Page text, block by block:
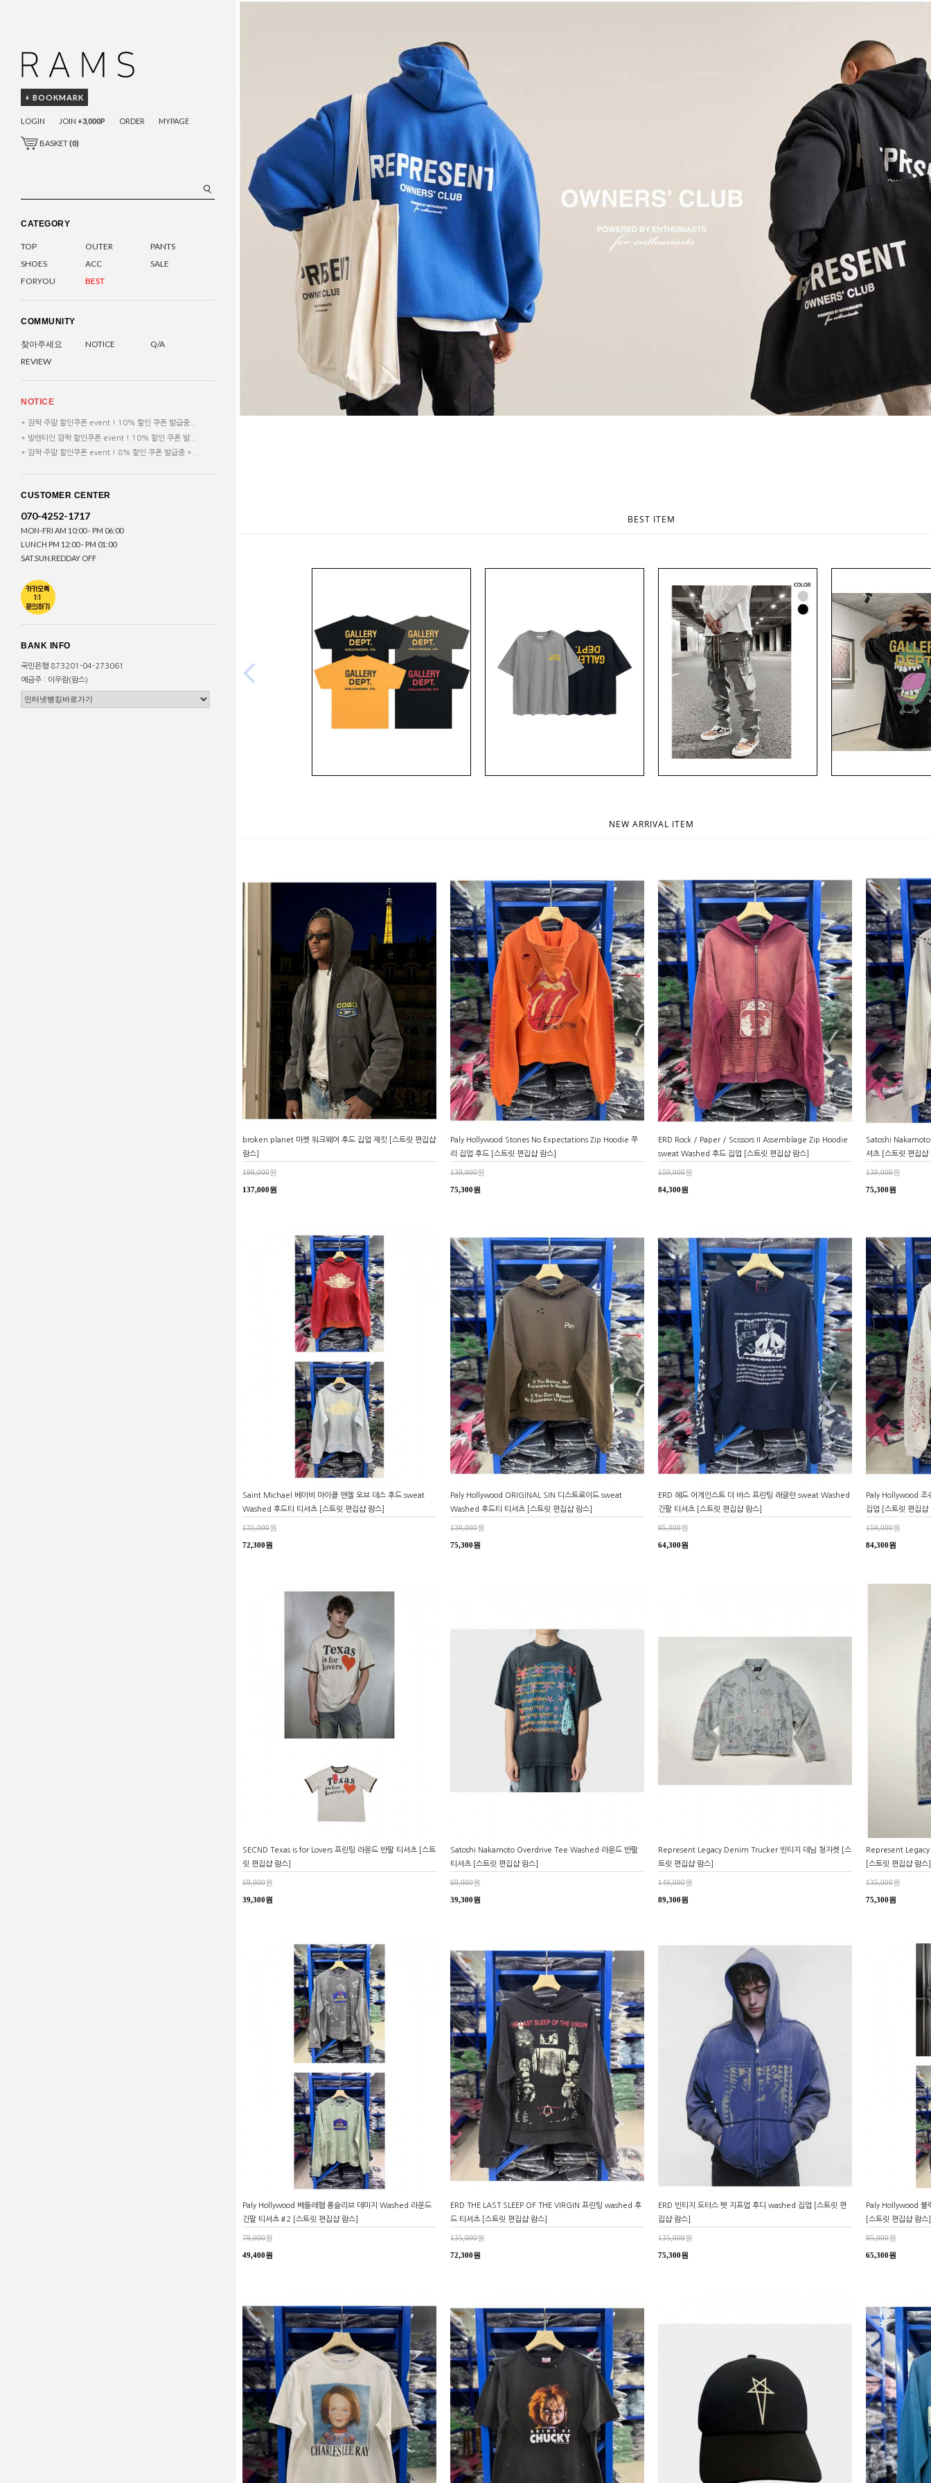
+ BOOKMARK
LOGIN JOIN +3,000P ORDER MYPAGE
BASKET(0)
CATEGORY
TOP OUTER
PANTS
SHOES
ACC
SALE
FORYOU
BEST
COMMUNITY
찾아주세요 NOTICE
Q/A
REVIEW
NOTICE
* 깜짝 주말 할인쿠폰 event ! 10% 할인 쿠폰 발급중...
* 발렌타인 깜짝 할인쿠폰 event ! 10% 할인 쿠폰 발...
* 깜짝 주말 할인쿠폰 event ! 8% 할인 쿠폰 발급중 *...
CUSTOMER CENTER
070-4252-1717
MON-FRI AM 10:00 - PM 06:00
LUNCH PM 12:00 - PM 01:00
SAT.SUN.REDDAY OFF
BANK INFO
국민은행 873201-04-273061
예금주 : 이우람(람스)
BEST ITEM

NEW ARRIVAL ITEM
broken planet 마켓 워크웨어 후드 집업 재킷 [스트릿 편집샵
람스]
198,000원
137,000원
Paly Hollywood Stones No Expectations Zip Hoodie 쭈
리 집업 후드 [스트릿 편집샵 람스]
139,000원
75,300원
ERD Rock / Paper / Scissors II Assemblage Zip Hoodie
sweat Washed 후드 집업 [스트릿 편집샵 람스]
159,000원
84,300원
Satoshi Nakamoto
셔츠 [스트릿 편집샵
139,000원
75,300원
Saint Michael 베이비 마이클 엔젤 오브 데스 후드 sweat
Washed 후드티 티셔츠 [스트릿 편집샵 람스]
135,000원
72,300원
Paly Hollywood ORIGINAL SIN 디스트로이드 sweat
Washed 후드티 티셔츠 [스트릿 편집샵 람스]
139,000원
75,300원
ERD 헤드 어게인스트 더 바스 프린팅 래글런 sweat Washed
긴팔 티셔츠 [스트릿 편집샵 람스]
95,000원
64,300원
Paly Hollywood 조
집업 [스트릿 편집샵
159,000원
84,300원
SECND Texas is for Lovers 프린팅 라운드 반팔 티셔츠 [스트
릿 편집샵 람스]
69,000원
39,300원
Satoshi Nakamoto Overdrive Tee Washed 라운드 반팔
티셔츠 [스트릿 편집샵 람스]
69,000원
39,300원
Represent Legacy Denim Trucker 빈티지 데님 청자켓 [스
트릿 편집샵 람스]
149,000원
89,300원
Represent
[스트릿 편집샵 람스]
135,000원
75,300원
Paly Hollywood 베들레헴 롱슬리브 데미지 Washed 라운드
긴팔 티셔츠 #2 [스트릿 편집샵 람스]
79,000원
49,400원
ERD THE LAST SLEEP OF THE VIRGIN 프린팅 washed 후
드 티셔츠 [스트릿 편집샵 람스]
135,000원
72,300원
ERD 빈티지 도터스 펫 지프업 후디 washed 집업 [스트릿 편
집샵 람스]
135,000원
75,300원
Paly Hollywood 블
[스트릿 편집샵 람스]
95,000원
65,300원